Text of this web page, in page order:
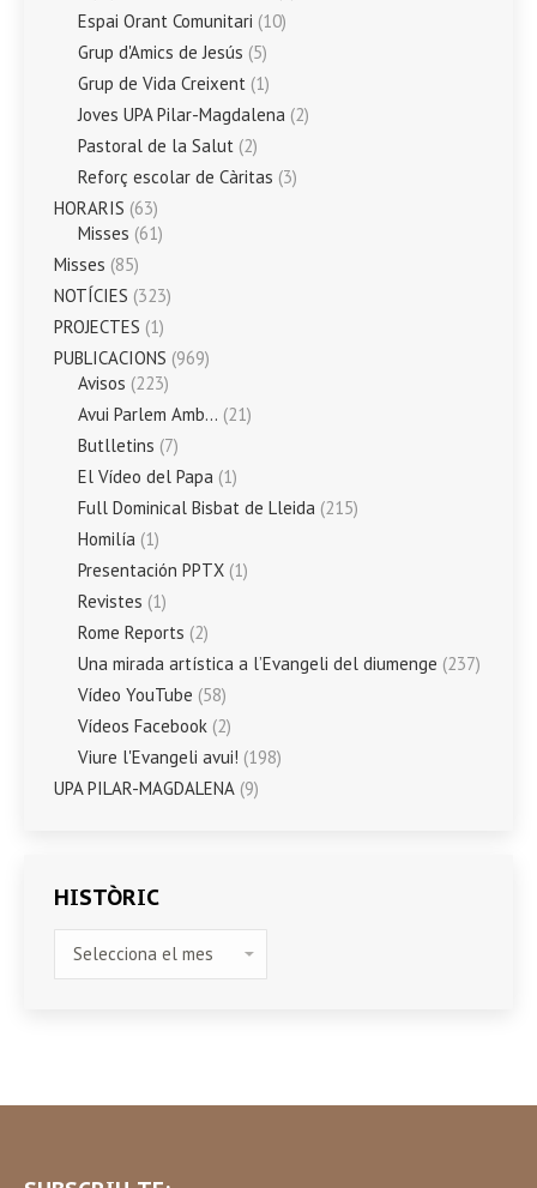
Espai Orant Comunitari (10)
Grup d'Amics de Jesús (5)
Grup de Vida Creixent (1)
Joves UPA Pilar-Magdalena (2)
Pastoral de la Salut (2)
Reforç escolar de Càritas (3)
HORARIS (63)
Misses (61)
Misses (85)
NOTÍCIES (323)
PROJECTES (1)
PUBLICACIONS (969)
Avisos (223)
Avui Parlem Amb… (21)
Butlletins (7)
El Vídeo del Papa (1)
Full Dominical Bisbat de Lleida (215)
Homilía (1)
Presentación PPTX (1)
Revistes (1)
Rome Reports (2)
Una mirada artística a l’Evangeli del diumenge (237)
Vídeo YouTube (58)
Vídeos Facebook (2)
Viure l'Evangeli avui! (198)
UPA PILAR-MAGDALENA (9)
HISTÒRIC